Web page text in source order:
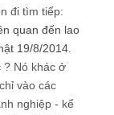
đi tìm tiếp:
quan đến lao
19/8/2014
? Nó khác ở
vào các
nghiệp - kể